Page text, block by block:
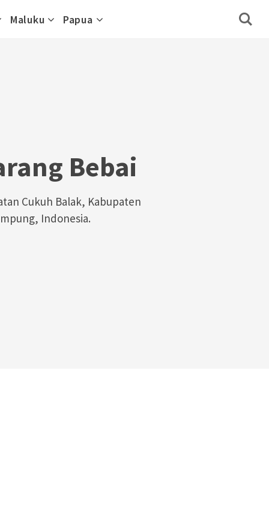
Maluku Papua
Bebai
Cukuh Balak, Kabupaten
Indonesia.